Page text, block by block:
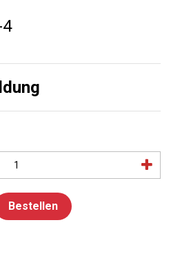
Bestellen